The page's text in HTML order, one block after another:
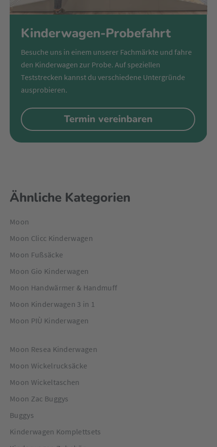
Kinderwagen-Probefahrt
Besuche uns in einem unserer Fachmärkte und fahre
den Kinderwagen zur Probe. Auf speziellen
Teststrecken kannst du verschiedene Untergründe
ausprobieren.
Termin vereinbaren
Ähnliche Kategorien
Moon
Moon Clicc Kinderwagen
Moon Fußsäcke
Moon Gio Kinderwagen
Moon Handwärmer & Handmuff
Moon Kinderwagen 3 in 1
Moon PIÙ Kinderwagen
Moon Resea Kinderwagen
Moon Wickelrucksäcke
Moon Wickeltaschen
Moon Zac Buggys
Buggys
Kinderwagen Komplettsets